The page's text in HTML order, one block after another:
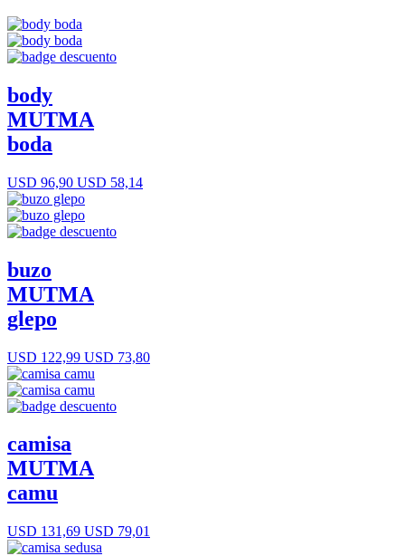
body
MUTMA
boda
USD 96,90 USD 58,14
buzo
MUTMA
glepo
USD 122,99 USD 73,80
camisa
MUTMA
camu
USD 131,69 USD 79,01